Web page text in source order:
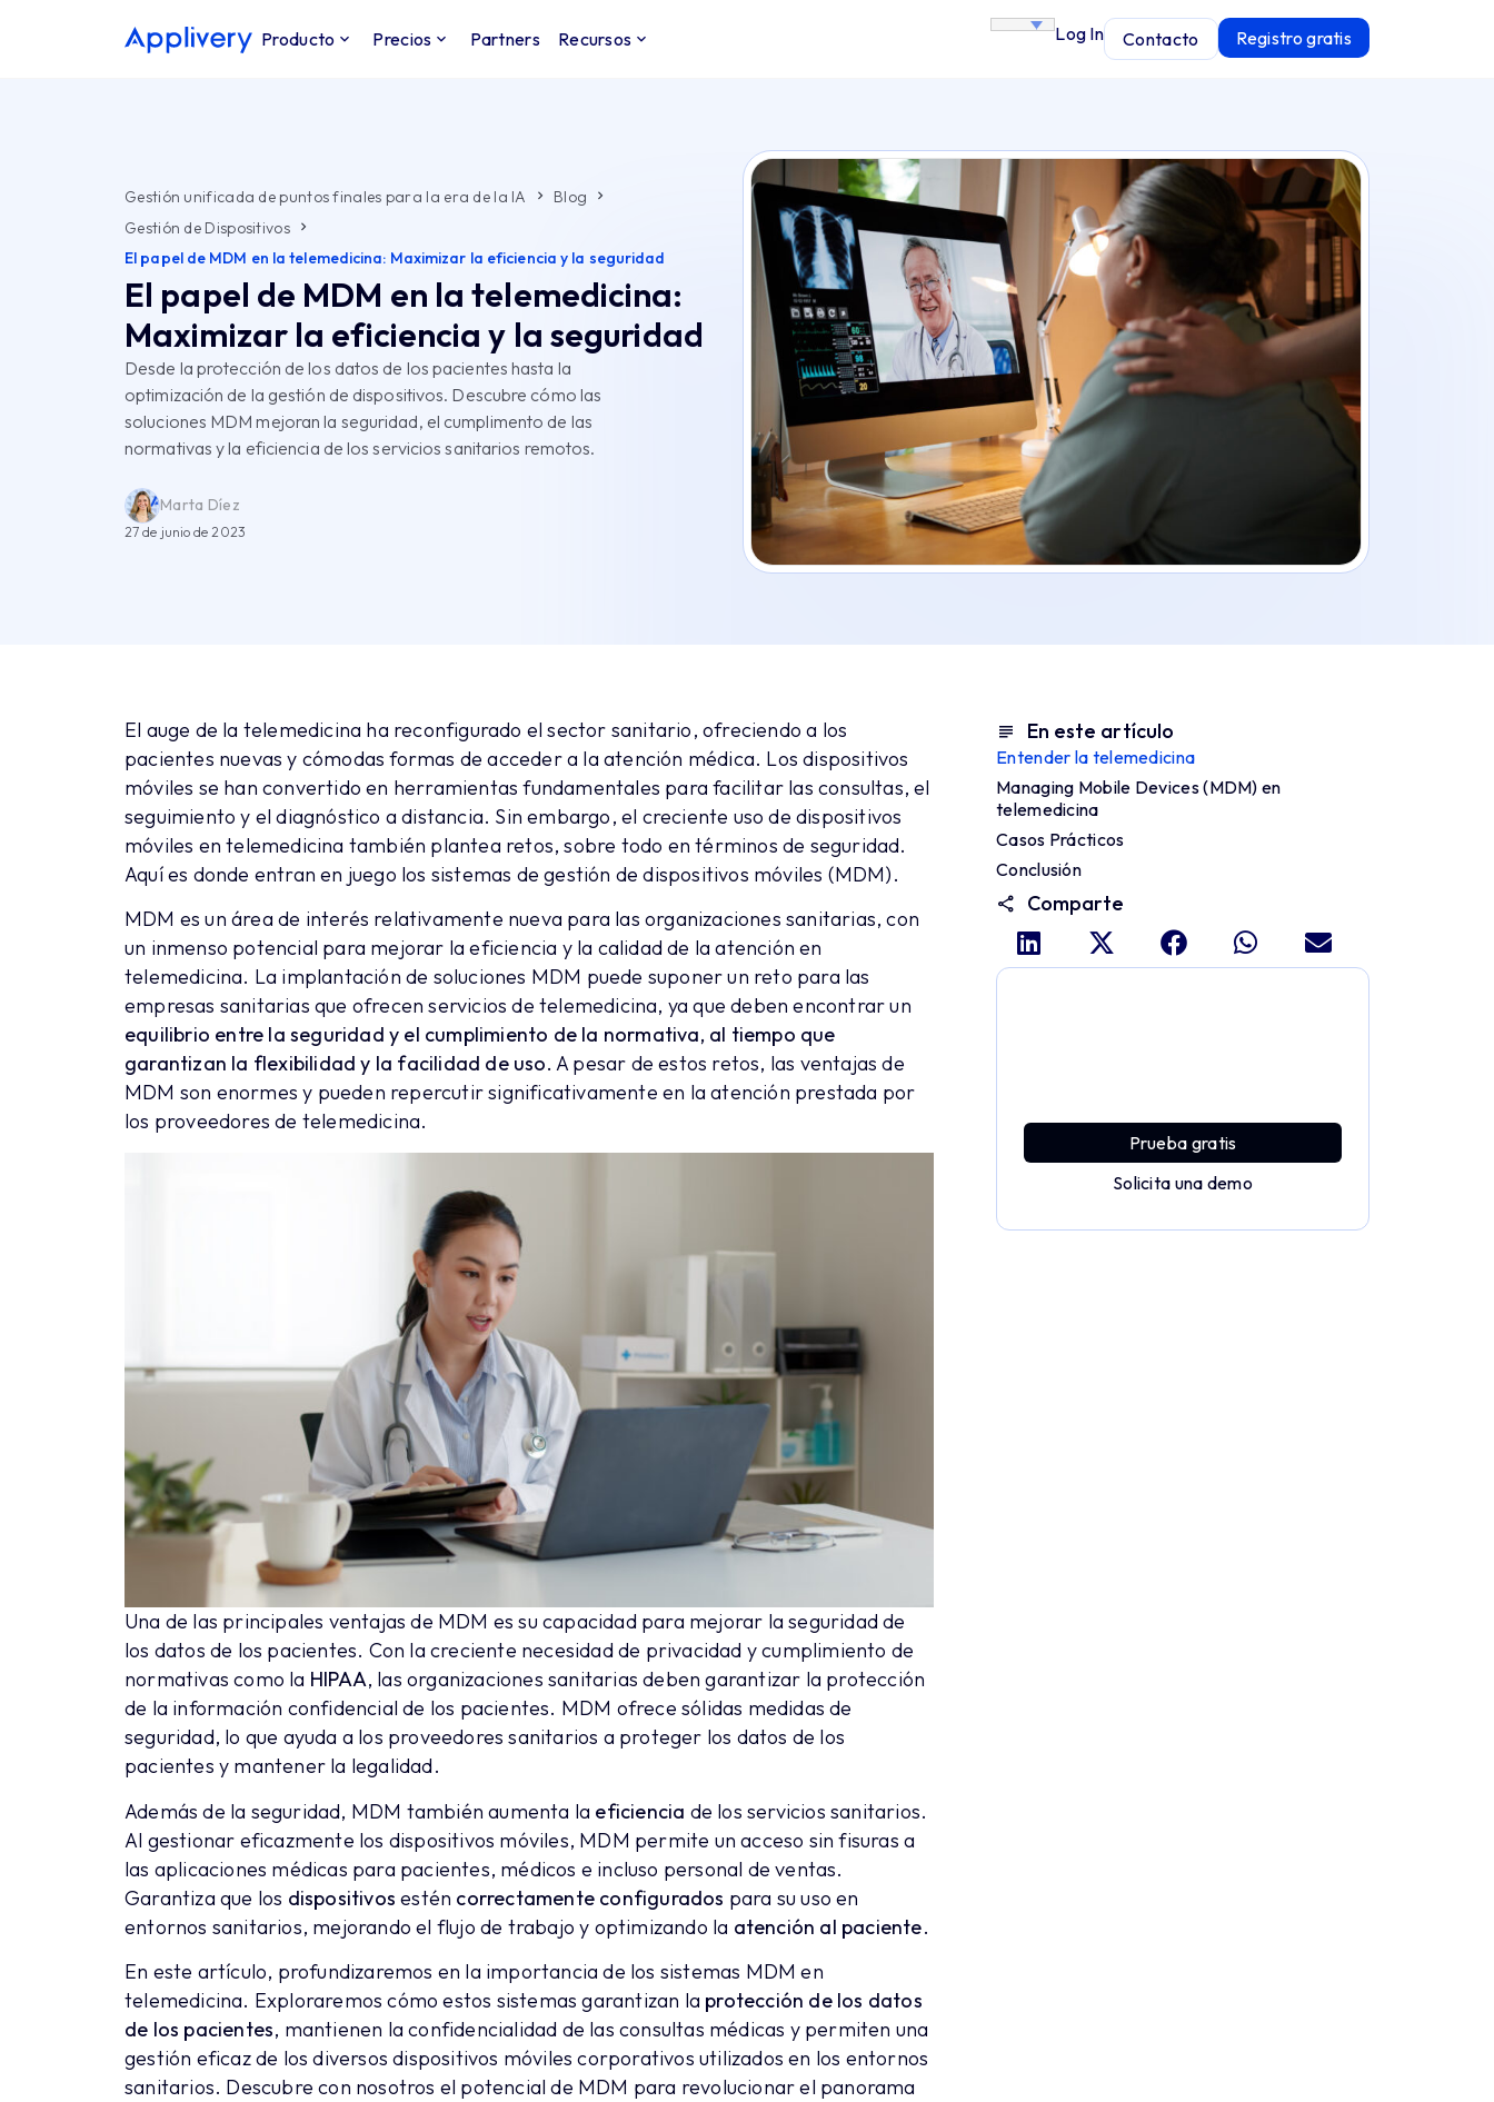
Producto Precios Partners Recursos Log In Contacto Registro gratis
Gestión unificada de puntos finales para la era de la IA
Blog
Gestión de Dispositivos
El papel de MDM en la telemedicina: Maximizar la eficiencia y la seguridad
El papel de MDM en la telemedicina:
Maximizar la eficiencia y la seguridad
Desde la protección de los datos de los pacientes hasta la
optimización de la gestión de dispositivos. Descubre cómo las
soluciones MDM mejoran la seguridad, el cumplimento de las
normativas y la eficiencia de los servicios sanitarios remotos.
Marta Díez
27 de junio de 2023
El auge de la telemedicina ha reconfigurado el sector sanitario, ofreciendo a los
pacientes nuevas y cómodas formas de acceder a la atención médica. Los dispositivos
móviles se han convertido en herramientas fundamentales para facilitar las consultas, el
seguimiento y el diagnóstico a distancia. Sin embargo, el creciente uso de dispositivos
móviles en telemedicina también plantea retos, sobre todo en términos de seguridad.
Aquí es donde entran en juego los sistemas de gestión de dispositivos móviles (MDM).
MDM es un área de interés relativamente nueva para las organizaciones sanitarias, con
un inmenso potencial para mejorar la eficiencia y la calidad de la atención en
telemedicina. La implantación de soluciones MDM puede suponer un reto para las
empresas sanitarias que ofrecen servicios de telemedicina, ya que deben encontrar un
equilibrio entre la seguridad y el cumplimiento de la normativa, al tiempo que
garantizan la flexibilidad y la facilidad de uso. A pesar de estos retos, las ventajas de
MDM son enormes y pueden repercutir significativamente en la atención prestada por
los proveedores de telemedicina.
Una de las principales ventajas de MDM es su capacidad para mejorar la seguridad de
los datos de los pacientes. Con la creciente necesidad de privacidad y cumplimiento de
normativas como la HIPAA, las organizaciones sanitarias deben garantizar la protección
de la información confidencial de los pacientes. MDM ofrece sólidas medidas de
seguridad, lo que ayuda a los proveedores sanitarios a proteger los datos de los
pacientes y mantener la legalidad.
Además de la seguridad, MDM también aumenta la eficiencia de los servicios sanitarios.
Al gestionar eficazmente los dispositivos móviles, MDM permite un acceso sin fisuras a
las aplicaciones médicas para pacientes, médicos e incluso personal de ventas.
Garantiza que los dispositivos estén correctamente configurados para su uso en
entornos sanitarios, mejorando el flujo de trabajo y optimizando la atención al paciente.
En este artículo, profundizaremos en la importancia de los sistemas MDM en
telemedicina. Exploraremos cómo estos sistemas garantizan la protección de los datos
de los pacientes, mantienen la confidencialidad de las consultas médicas y permiten una
gestión eficaz de los diversos dispositivos móviles corporativos utilizados en los entornos
sanitarios. Descubre con nosotros el potencial de MDM para revolucionar el panorama
En este artículo
Entender la telemedicina
Managing Mobile Devices (MDM) en
telemedicina
Casos Prácticos
Conclusión
Comparte
Prueba gratis
Solicita una demo